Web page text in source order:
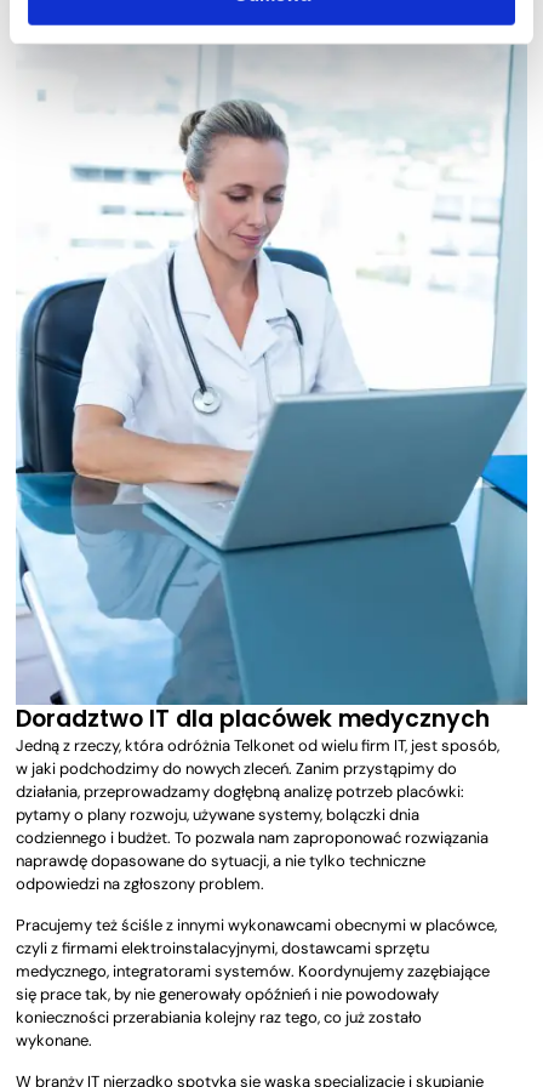
Doradztwo IT dla placówek medycznych
Jedną z rzeczy, która odróżnia Telkonet od wielu firm IT, jest sposób,
w jaki podchodzimy do nowych zleceń. Zanim przystąpimy do
działania, przeprowadzamy dogłębną analizę potrzeb placówki:
pytamy o plany rozwoju, używane systemy, bolączki dnia
codziennego i budżet. To pozwala nam zaproponować rozwiązania
naprawdę dopasowane do sytuacji, a nie tylko techniczne
odpowiedzi na zgłoszony problem.
Pracujemy też ściśle z innymi wykonawcami obecnymi w placówce,
czyli z firmami elektroinstalacyjnymi, dostawcami sprzętu
medycznego, integratorami systemów. Koordynujemy zazębiające
się prace tak, by nie generowały opóźnień i nie powodowały
konieczności przerabiania kolejny raz tego, co już zostało
wykonane.
W branży IT nierzadko spotyka się wąską specjalizację i skupianie